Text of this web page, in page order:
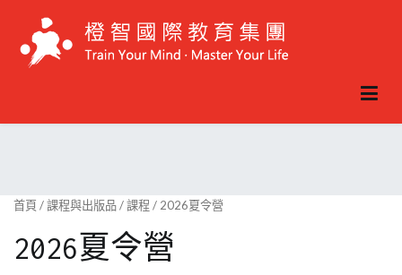
content
首頁 /課程與出版品/課程 / 2026夏令營
2026夏令營